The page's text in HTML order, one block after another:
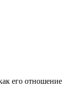
его отношение